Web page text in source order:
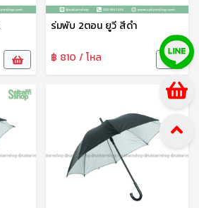
ร่มพับ 2ตอน ยูวี สีดำ
฿ 810 / โหล